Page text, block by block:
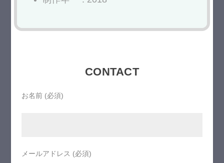
CONTACT
お名前 (必須)
メールアドレス (必須)